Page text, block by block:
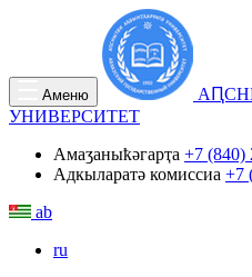
Аменю
УНИВЕРСИТЕТ
Амаӡаныҟәгарҭа +7 (840)
Адкыларатә комиссиа +7
ab
ru